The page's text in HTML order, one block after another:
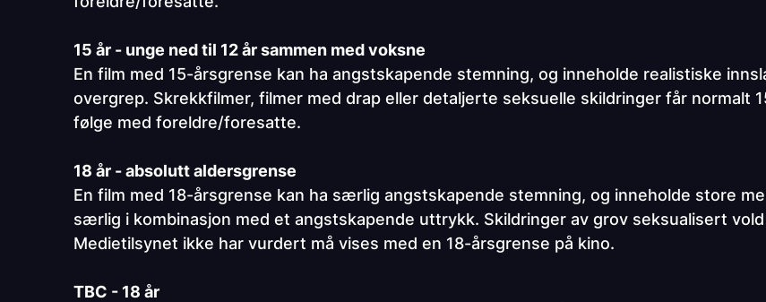
15 år - unge ned til 12 år sammen med voksne
En film med 15-årsgrense kan ha angstskapende stemning, og inneholde realistiske
overgrep. Skrekkfilmer, filmer med drap eller detaljerte seksuelle skildringer får normalt
følge med foreldre/foresatte.
18 år - absolutt aldersgrense
En film med 18-årsgrense kan ha særlig angstskapende stemning, og inneholde store
særlig i kombinasjon med et angstskapende uttrykk. Skildringer av grov seksualisert
Medietilsynet ikke har vurdert må vises med en 18-årsgrense på kino.
TBC - 18 år